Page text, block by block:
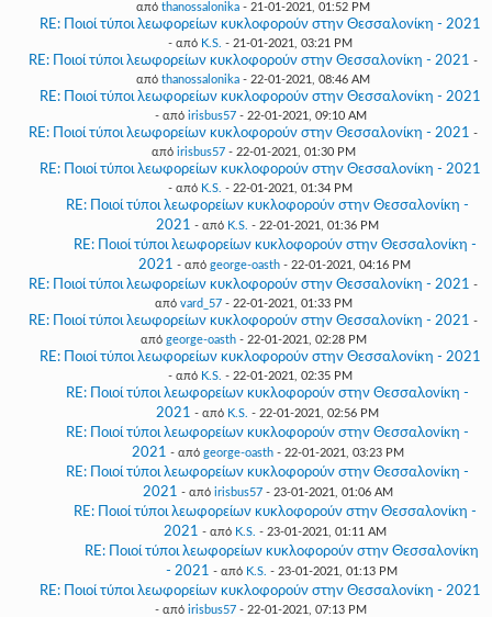
από thanossalonika - 21-01-2021, 01:52 PM
RE: Ποιοί τύποι λεωφορείων κυκλοφορούν στην Θεσσαλονίκη - 2021
- από K.S. - 21-01-2021, 03:21 PM
RE: Ποιοί τύποι λεωφορείων κυκλοφορούν στην Θεσσαλονίκη - 2021 -
από thanossalonika - 22-01-2021, 08:46 AM
RE: Ποιοί τύποι λεωφορείων κυκλοφορούν στην Θεσσαλονίκη - 2021
- από irisbus57- 22-01-2021, 09:10 AM
RE: Ποιοί τύποι λεωφορείων κυκλοφορούν στην Θεσσαλονίκη - 2021 -
από irisbus57- 22-01-2021, 01:30 PM
RE: Ποιοί τύποι λεωφορείων κυκλοφορούν στην Θεσσαλονίκη - 2021
- από K.S. - 22-01-2021, 01:34 PM
RE: Ποιοί τύποι λεωφορείων κυκλοφορούν στην Θεσσαλονίκη -
2021 - από K.S. - 22-01-2021, 01:36 PM
RE: Ποιοί τύποι λεωφορείων κυκλοφορούν στην Θεσσαλονίκη -
2021 - από george-oasth - 22-01-2021, 04:16 PM
RE: Ποιοί τύποι λεωφορείων κυκλοφορούν στην Θεσσαλονίκη - 2021 -
από vard_57- 22-01-2021, 01:33 PM
RE: Ποιοί τύποι λεωφορείων κυκλοφορούν στην Θεσσαλονίκη - 2021 -
από george-oasth- 22-01-2021, 02:28 PM
RE: Ποιοί τύποι λεωφορείων κυκλοφορούν στην Θεσσαλονίκη - 2021
- από K.S. - 22-01-2021, 02:35 PM
RE: Ποιοί τύποι λεωφορείων κυκλοφορούν στην Θεσσαλονίκη -
2021 - από K.S. - 22-01-2021, 02:56 PM
RE: Ποιοί τύποι λεωφορείων κυκλοφορούν στην Θεσσαλονίκη -
2021 - από george-oasth- 22-01-2021, 03:23 PM
RE: Ποιοί τύποι λεωφορείων κυκλοφορούν στην Θεσσαλονίκη -
2021 - από irisbus57- 23-01-2021, 01:06 AM
RE: Ποιοί τύποι λεωφορείων κυκλοφορούν στην Θεσσαλονίκη -
2021 - από K.S. - 23-01-2021, 01:11 AM
RE: Ποιοί τύποι λεωφορείων κυκλοφορούν στην Θεσσαλονίκη
- 2021 - από K.S. - 23-01-2021, 01:13 PM
RE: Ποιοί τύποι λεωφορείων κυκλοφορούν στην Θεσσαλονίκη - 2021
- από irisbus57- 22-01-2021, 07:13 PM